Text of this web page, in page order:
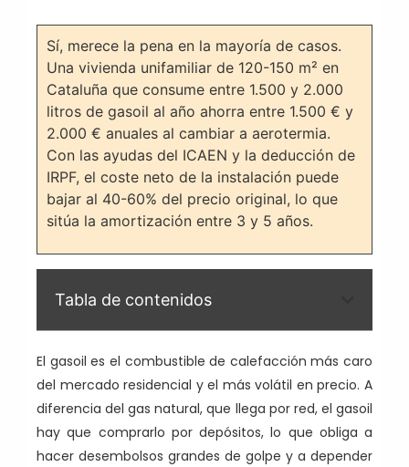
Sí, merece la pena en la mayoría de casos.
Una vivienda unifamiliar de 120-150 m² en
Cataluña que consume entre 1.500 y 2.000
litros de gasoil al año ahorra entre 1.500 € y
2.000 € anuales al cambiar a aerotermia.
Con las ayudas del ICAEN y la deducción de
IRPF, el coste neto de la instalación puede
bajar al 40-60% del precio original, lo que
sitúa la amortización entre 3 y 5 años.
Tabla de contenidos
El gasoil es el combustible de calefacción más caro
del mercado residencial y el más volátil en precio. A
diferencia del gas natural, que llega por red, el gasoil
hay que comprarlo por depósitos, lo que obliga a
hacer desembolsos grandes de golpe y a depender